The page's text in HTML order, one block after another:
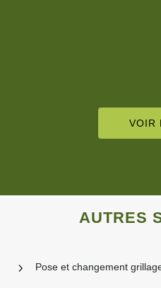
VOIR
AUTRES
Pose et changement